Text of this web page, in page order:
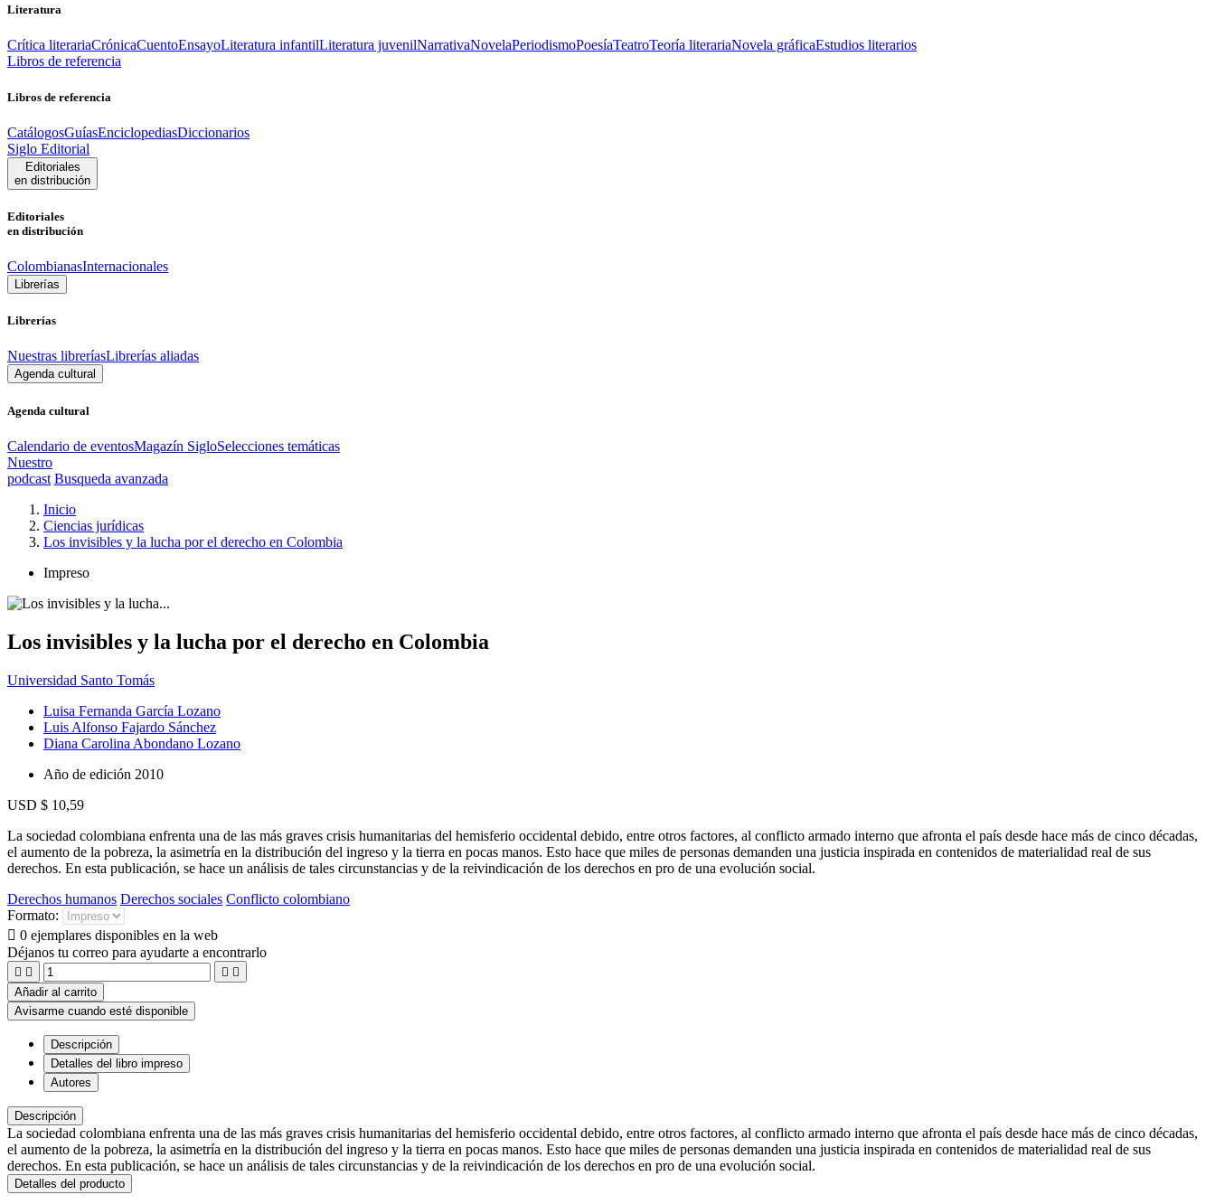
Literatura
Crítica literariaCrónicaCuentoEnsayoLiteratura infantilLiteratura juvenilNarrativaNovelaPeriodismoPoesíaTeatroTeoría literariaNovela gráficaEstudios literarios
Libros de referencia
Libros de referencia
CatálogosGuíasEnciclopediasDiccionarios
Siglo Editorial
Editoriales
en distribución
Editoriales
en distribución
ColombianasInternacionales
Librerías
Librerías
Nuestras libreríasLibrerías aliadas
Agenda cultural
Agenda cultural
Calendario de eventosMagazín SigloSelecciones temáticas
Nuestro
podcast Busqueda avanzada
Inicio
Ciencias jurídicas
Los invisibles y la lucha por el derecho en Colombia
Impreso
Los invisibles y la lucha por el derecho en Colombia
Universidad Santo Tomás
Luisa Fernanda García Lozano
Luis Alfonso Fajardo Sánchez
Diana Carolina Abondano Lozano
Año de edición 2010
USD $ 10,59
La sociedad colombiana enfrenta una de las más graves crisis humanitarias del hemisferio occidental debido, entre otros factores, al conflicto armado interno que afronta el país desde hace más de cinco décadas,
el aumento de la pobreza, la asimetría en la distribución del ingreso y la tierra en pocas manos. Esto hace que miles de personas demanden una justicia inspirada en contenidos de materialidad real de sus
derechos. En esta publicación, se hace un análisis de tales circunstancias y de la reivindicación de los derechos en pro de una evolución social.
Derechos humanos Derechos sociales Conflicto colombiano
Formato:
 0 ejemplares disponibles en la web
Déjanos tu correo para ayudarte a encontrarlo
   
Añadir al carrito
Avisarme cuando esté disponible
Descripción
Detalles del libro impreso
Autores
Descripción
La sociedad colombiana enfrenta una de las más graves crisis humanitarias del hemisferio occidental debido, entre otros factores, al conflicto armado interno que afronta el país desde hace más de cinco décadas,
el aumento de la pobreza, la asimetría en la distribución del ingreso y la tierra en pocas manos. Esto hace que miles de personas demanden una justicia inspirada en contenidos de materialidad real de sus
derechos. En esta publicación, se hace un análisis de tales circunstancias y de la reivindicación de los derechos en pro de una evolución social.
Detalles del producto